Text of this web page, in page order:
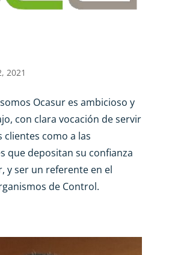
2021
Ocasur es ambicioso y
con clara vocación de servir
como a las
que depositan su confianza
y ser un referente en el
de Control.